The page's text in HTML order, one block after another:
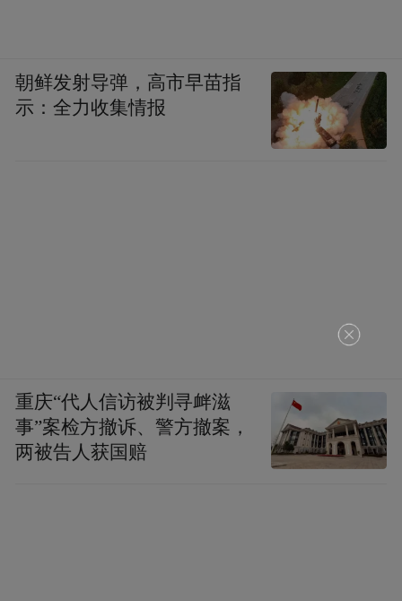
朝鲜发射导弹，高市早苗指
示：全力收集情报
重庆“代人信访被判寻衅滋
事”案检方撤诉、警方撤案，
两被告人获国赔